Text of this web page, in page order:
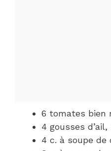
6 tomates bien
4 gousses d’ail,
4 c. à soupe de